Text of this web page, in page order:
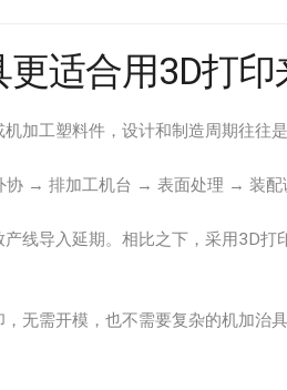
适合用3D打印
加工塑料件，设计和制造周期往往是
→ 排加工机台 → 表面处理 → 装配
线导入延期。相比之下，采用3D打
无需开模，也不需要复杂的机加治